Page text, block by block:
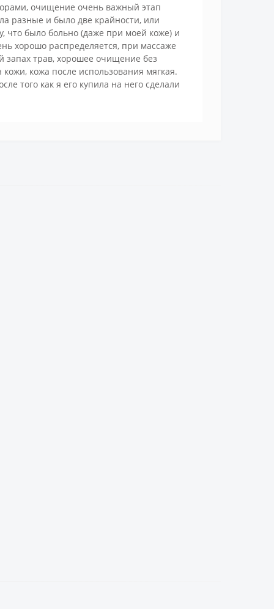
очищение очень важный этап
разные и было две крайности, или
что было больно (даже при моей коже) и
хорошо распределяется, при массаже
запах трав, хорошее очищение без
кожа после использования мягкая.
того как я его купила на него сделали